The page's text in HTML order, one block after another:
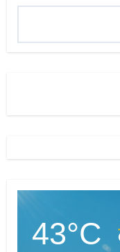
43°C